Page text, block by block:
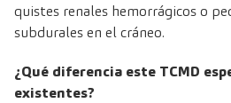
quistes renales hemorrágicos o
subdurales en el cráneo.
¿Qué diferencia este TCMD
existentes?